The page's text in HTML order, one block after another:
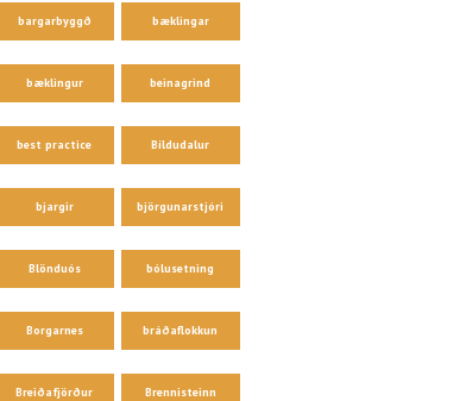
bargarbyggð bæklingar
bæklingur beinagrind
best practice Bíldudalur
bjargir björgunarstjóri
Blönduós bólusetning
Borgarnes bráðaflokkun
Breiðafjörður Brennisteinn